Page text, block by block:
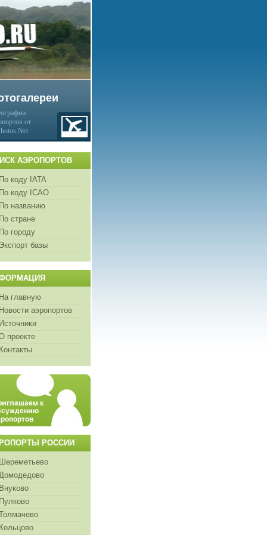
от
АЭРОПОРТОВ
По коду IATA
По коду ICAO
По названию
По стране
По городу
Экспорт базы
На главную
Новости аэропортов
Источники
проекте
Контакты
РОССИИ
Шереметьево
Внуково
Пулково
Кольцово